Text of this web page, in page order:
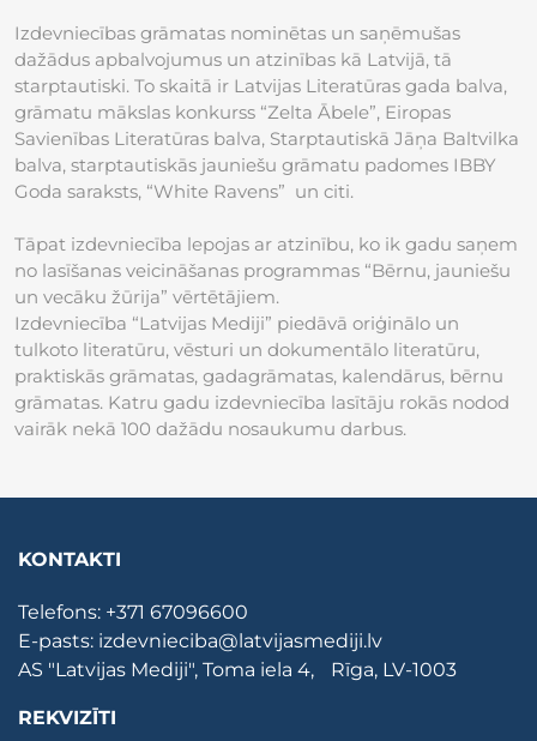
Izdevniecības grāmatas nominētas un saņēmušas
dažādus apbalvojumus un atzinības kā Latvijā, tā
starptautiski. To skaitā ir Latvijas Literatūras gada balva,
grāmatu mākslas konkurss “Zelta Ābele”, Eiropas
Savienības Literatūras balva, Starptautiskā Jāņa Baltvilka
balva, starptautiskās jauniešu grāmatu padomes IBBY
Goda saraksts, “White Ravens” un citi.
Tāpat izdevniecība lepojas ar atzinību, ko ik gadu saņem
no lasīšanas veicināšanas programmas “Bērnu, jauniešu
un vecāku žūrija” vērtētājiem.
Izdevniecība “Latvijas Mediji” piedāvā oriģinālo un
tulkoto literatūru, vēsturi un dokumentālo literatūru,
praktiskās grāmatas, gadagrāmatas, kalendārus, bērnu
grāmatas. Katru gadu izdevniecība lasītāju rokās nodod
vairāk nekā 100 dažādu nosaukumu darbus.
KONTAKTI
Telefons: +371 67096600
E-pasts: izdevnieciba@latvijasmediji.lv
AS "Latvijas Mediji", Toma iela 4, Rīga, LV-1003
REKVIZĪTI